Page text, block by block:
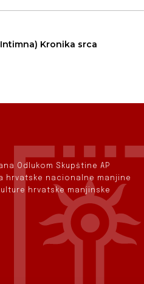
Kronika srca
Odlukom Skupštine AP
hrvatske nacionalne manjine
hrvatske manjinske